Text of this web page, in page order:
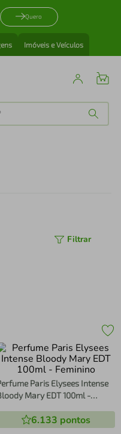
Quero
Imóveis e Veículos
Filtrar
Paris Elysees Intense
Mary EDT 100ml -
6.133 pontos